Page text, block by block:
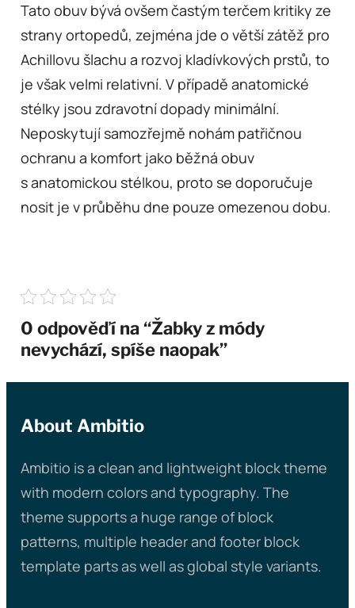
Tato obuv bývá ovšem častým terčem kritiky ze
strany ortopedů, zejména jde o větší zátěž pro
Achillovu šlachu a rozvoj kladívkových prstů, to
je však velmi relativní. V případě anatomické
stélky jsou zdravotní dopady minimální.
Neposkytují samozřejmě nohám patřičnou
ochranu a komfort jako běžná obuv
s anatomickou stélkou, proto se doporučuje
nosit je v průběhu dne pouze omezenou dobu.
0 odpověďí na “Žabky z módy
nevychází, spíše naopak”
About Ambitio
Ambitio is a clean and lightweight block theme
with modern colors and typography. The
theme supports a huge range of block
patterns, multiple header and footer block
template parts as well as global style variants.